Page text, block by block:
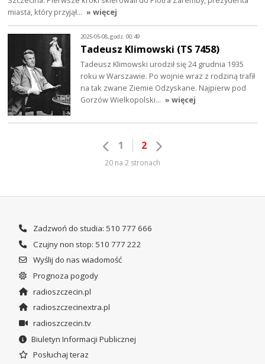
miasta, który przyjął… » więcej
2025-05-08, godz. 00:49
Tadeusz Klimowski (TS 7458)
Tadeusz Klimowski urodził się 24 grudnia 1935
roku w Warszawie. Po wojnie wraz z rodziną trafił
na tak zwane Ziemie Odzyskane. Najpierw pod
Gorzów Wielkopolski… » więcej
1 2
20 na 2 stronach
Zadzwoń do studia: 510 777 666
Czujny non stop: 510 777 222
Wyślij do nas wiadomość
Prognoza pogody
radioszczecin.pl
radioszczecinextra.pl
radioszczecin.tv
Biuletyn Informacji Publicznej
Posłuchaj teraz